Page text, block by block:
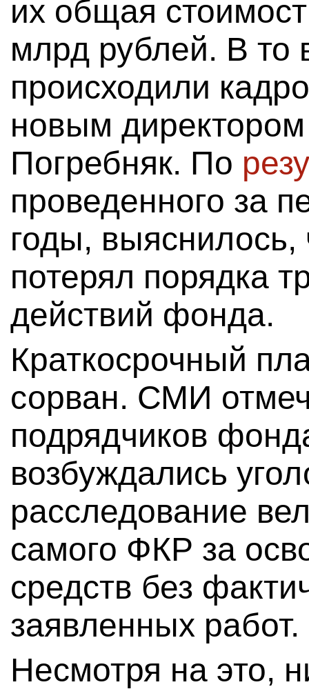
их общая
млрд рублей. В
происходили
новым
Погребняк. По
проведенного за
годы, выяснилось,
потерял порядка
действий фонда.
Краткосрочный
сорван. СМИ
подрядчиков
возбуждались
расследование
самого ФКР за
средств без
заявленных работ.
Несмотря на это,